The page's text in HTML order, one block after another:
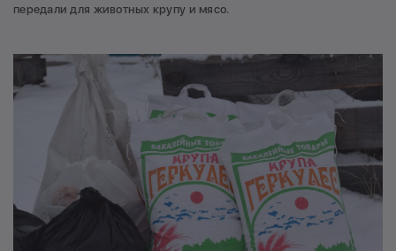
передали для животных крупу и мясо.